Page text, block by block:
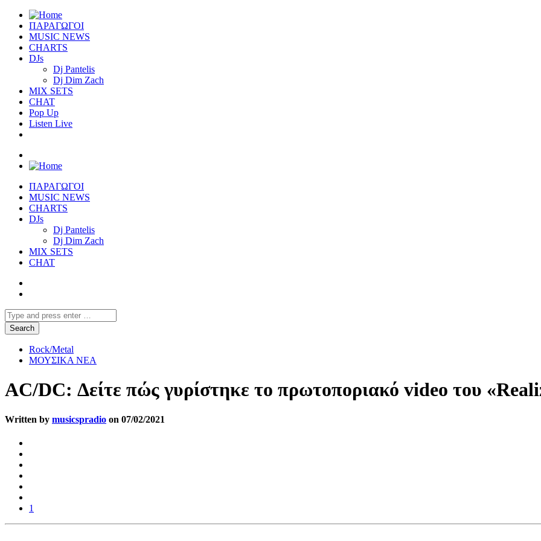
ΠΑΡΑΓΩΓΟΙ
MUSIC NEWS
CHARTS
DJs
Dj Pantelis
Dj Dim Zach
MIX SETS
CHAT
Pop Up
Listen Live
ΠΑΡΑΓΩΓΟΙ
MUSIC NEWS
CHARTS
DJs
Dj Pantelis
Dj Dim Zach
MIX SETS
CHAT
Rock/Metal
ΜΟΥΣΙΚΑ ΝΕΑ
AC/DC: Δείτε πώς γυρίστηκε το πρωτοποριακό video του
Written by musicspradio on 07/02/2021
1